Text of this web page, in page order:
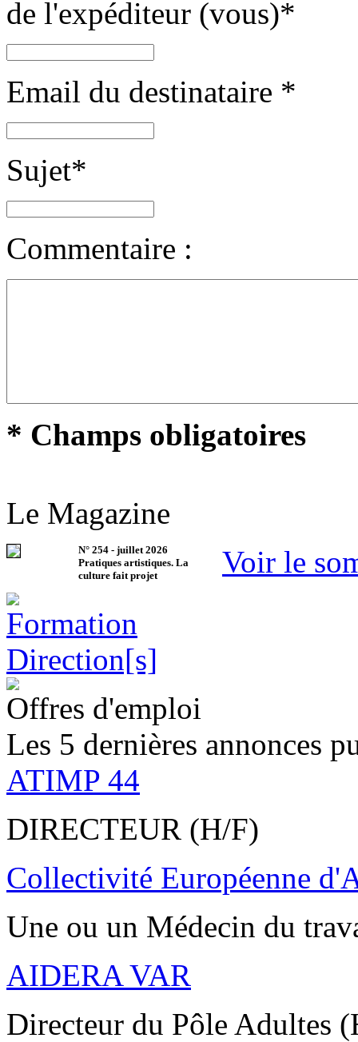
de l'expéditeur (vous)*
Email du destinataire *
Sujet*
Commentaire :
* Champs obligatoires
Le Magazine
N° 254 - juillet 2026
Pratiques artistiques. La
culture fait projet
Voir le
Offres d'emploi
Les 5 dernières annonces
ATIMP 44
DIRECTEUR (H/F)
Collectivité Européenne
Une ou un Médecin du
AIDERA VAR
Directeur du Pôle Adultes